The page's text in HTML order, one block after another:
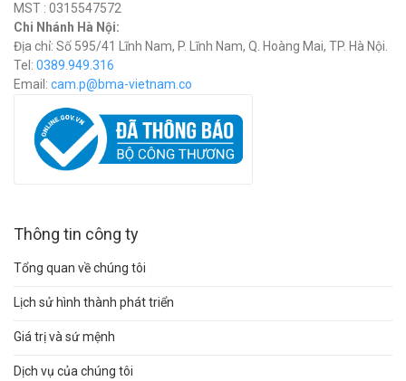
MST : 0315547572
Chi Nhánh Hà Nội:
Địa chỉ: Số 595/41 Lĩnh Nam, P. Lĩnh Nam, Q. Hoàng Mai, TP. Hà Nội.
Tel: 0389.949.316
Email: cam.p@bma-vietnam.co
Thông tin công ty
Tổng quan về chúng tôi
Lịch sử hình thành phát triển
Giá trị và sứ mệnh
Dịch vụ của chúng tôi